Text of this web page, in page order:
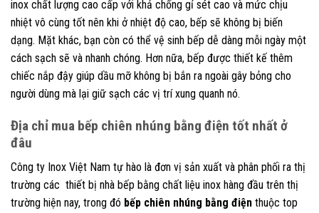
inox chất lượng cao cấp với khả chống gỉ sét cao và mức chịu
nhiệt vô cùng tốt nên khi ở nhiệt độ cao, bếp sẽ không bị biến
dạng. Mặt khác, bạn còn có thể vệ sinh bếp dễ dàng mỗi ngày một
cách sạch sẽ và nhanh chóng. Hơn nữa, bếp được thiết kế thêm
chiếc nắp đậy giúp dầu mỡ không bị bắn ra ngoài gây bỏng cho
người dùng mà lại giữ sạch các vị trí xung quanh nó.
Địa chỉ mua bếp chiên nhúng bằng điện tốt nhất ở
đâu
Công ty Inox Việt Nam tự hào là đơn vị sản xuất và phân phối ra thị
trường các thiết bị nhà bếp bằng chất liệu inox hàng đầu trên thị
trường hiện nay, trong đó bếp chiên nhúng bằng điện thuộc top